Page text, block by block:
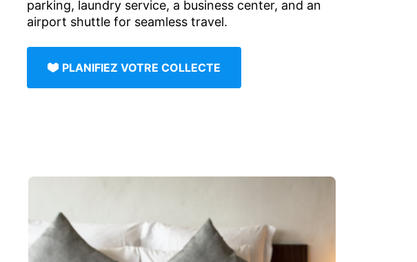
parking, laundry service, a business center, and an
airport shuttle for seamless travel.
PLANIFIEZ VOTRE COLLECTE